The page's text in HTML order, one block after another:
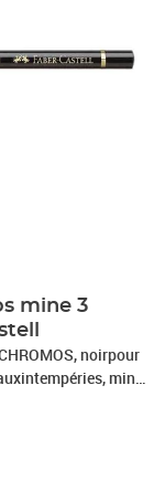
mine 3
noirpour
mine
longueur: 176